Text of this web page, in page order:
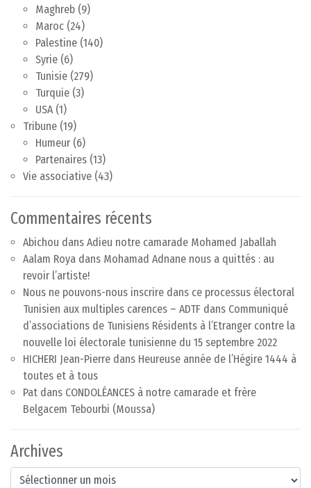
Maghreb (9)
Maroc (24)
Palestine (140)
Syrie (6)
Tunisie (279)
Turquie (3)
USA(1)
Tribune (19)
Humeur (6)
Partenaires (13)
Vie associative (43)
Commentaires récents
Abichou dans Adieu notre camarade Mohamed Jaballah
Aalam Roya dans Mohamad Adnane nous a quittés : au
revoir l’artiste!
Nous ne pouvons-nous inscrire dans ce processus électoral
Tunisien aux multiples carences – ADTF dans Communiqué
d’associations de Tunisiens Résidents à l’Etranger contre la
nouvelle loi électorale tunisienne du 15 septembre 2022
HICHERI Jean-Pierre dans Heureuse année de l’Hégire 1444 à
toutes et à tous
Pat dans CONDOLÉANCES à notre camarade et frère
Belgacem Tebourbi (Moussa)
Archives
Archives